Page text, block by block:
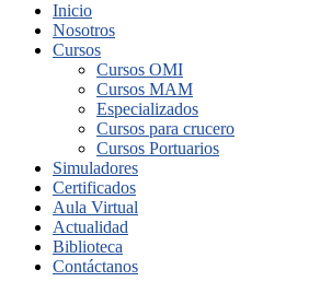
Inicio
Nosotros
Cursos
Cursos OMI
Cursos MAM
Especializados
Cursos para crucero
Cursos Portuarios
Simuladores
Certificados
Aula Virtual
Actualidad
Biblioteca
Contáctanos